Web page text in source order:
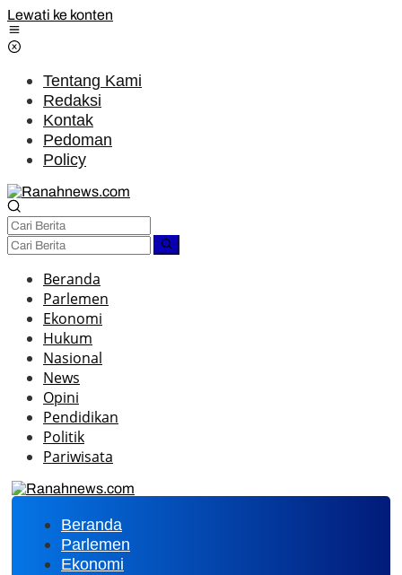
Lewati ke konten
Tentang Kami
Redaksi
Kontak
Pedoman
Policy
Beranda
Parlemen
Ekonomi
Hukum
Nasional
News
Opini
Pendidikan
Politik
Pariwisata
Beranda
Parlemen
Ekonomi